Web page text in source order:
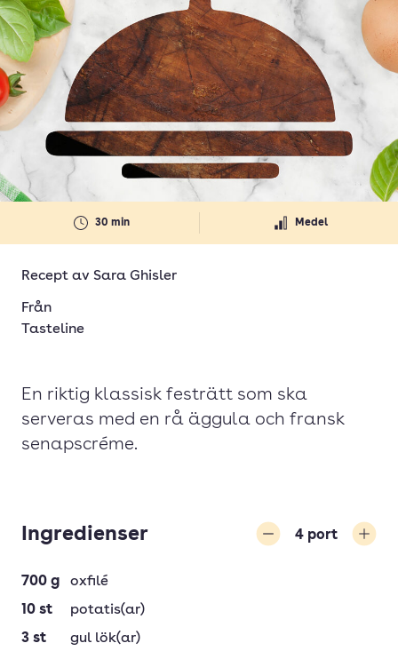
30 min Medel
Recept av Sara Ghisler
Från
Tasteline
En riktig klassisk festrätt som ska
serveras med en rå äggula och fransk
senapscréme.
Ingredienser 4 port
700 g
oxfilé
10 st
potatis(ar)
3 st
gul lök(ar)